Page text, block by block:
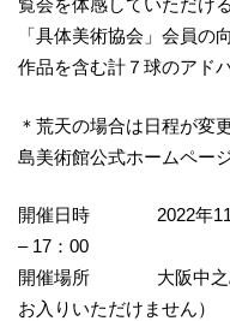
覧会を体感していただけ
「具体美術協会」会員の
作品を含む計７球のアド
＊荒天の場合は日程が変
島美術館公式ホームペー
開催日時 2022年11月
– 17：00
開催場所 大阪中之島
お入りいただけません）